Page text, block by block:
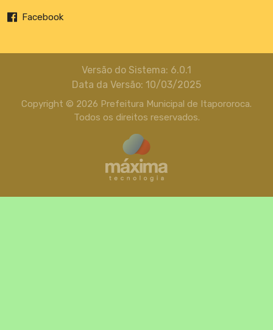
Facebook
Versão do Sistema: 6.0.1
Data da Versão: 10/03/2025
Copyright © 2026 Prefeitura Municipal de Itapororoca.
Todos os direitos reservados.